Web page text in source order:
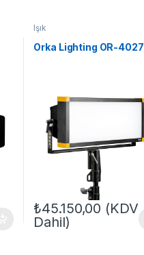
Işık
Orka Lighting OR-4027
₺45.150,00 (KDV
Dahil)